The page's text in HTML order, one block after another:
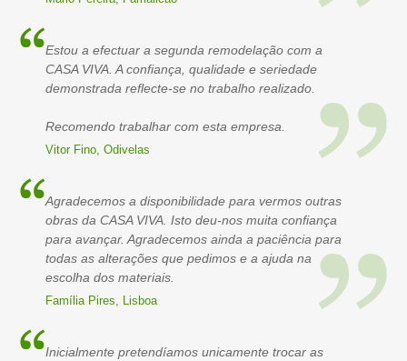
Estou a efectuar a segunda remodelação com a
CASA VIVA. A confiança, qualidade e seriedade
demonstrada reflecte-se no trabalho realizado.
Recomendo trabalhar com esta empresa.
Vitor Fino, Odivelas
Agradecemos a disponibilidade para vermos outras
obras da CASA VIVA. Isto deu-nos muita confiança
para avançar. Agradecemos ainda a paciência para
todas as alterações que pedimos e a ajuda na
escolha dos materiais.
Família Pires, Lisboa
Inicialmente pretendíamos unicamente trocar as